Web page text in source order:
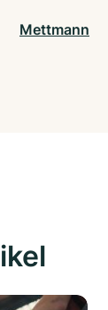
Mettmann